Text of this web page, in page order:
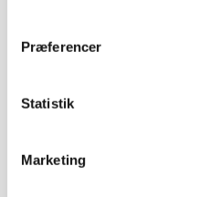
Præferencer
Statistik
Marketing